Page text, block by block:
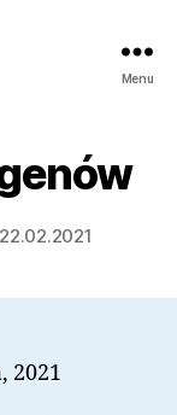
Menu
22.02.2021
2021